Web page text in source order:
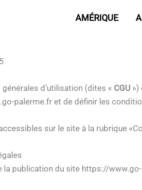
AMÉRIQUE
d’utilisation
d’utilisation (dites « CGU »)
palerme.fr et de définir les
sur le site à la rubrique
la publication du site https://